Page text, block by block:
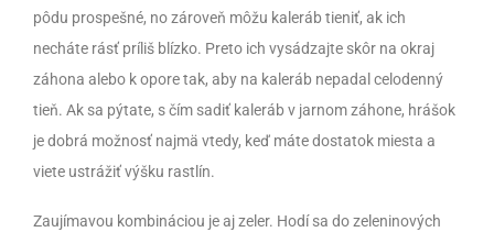
pôdu prospešné, no zároveň môžu kaleráb tieniť, ak ich
necháte rásť príliš blízko. Preto ich vysádzajte skôr na okraj
záhona alebo k opore tak, aby na kaleráb nepadal celodenný
tieň. Ak sa pýtate, s čím sadiť kaleráb v jarnom záhone, hrášok
je dobrá možnosť najmä vtedy, keď máte dostatok miesta a
viete ustrážiť výšku rastlín.
Zaujímavou kombináciou je aj zeler. Hodí sa do zeleninových